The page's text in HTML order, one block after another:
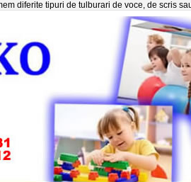
diferite tipuri de tulburari de voce, de scris